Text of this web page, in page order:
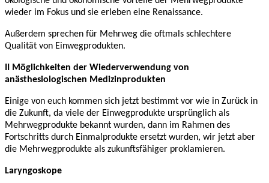
wieder im Fokus und sie erleben eine Renaissance.
Außerdem sprechen für Mehrweg die oftmals schlechtere
Qualität von Einwegprodukten.
II Möglichkeiten der Wiederverwendung von
anästhesiologischen Medizinprodukten
Einige von euch kommen sich jetzt bestimmt vor wie in Zurück in
die Zukunft, da viele der Einwegprodukte ursprünglich als
Mehrwegprodukte bekannt wurden, dann im Rahmen des
Fortschritts durch Einmalprodukte ersetzt wurden, wir jetzt aber
die Mehrwegprodukte als zukunftsfähiger proklamieren.
Laryngoskope